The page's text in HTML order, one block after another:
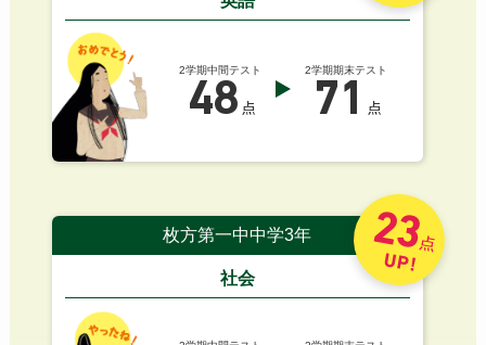
2学期中間テスト
48 点
2学期期末テスト
71 点
枚方第一中中学3年
社会
23点
UP!